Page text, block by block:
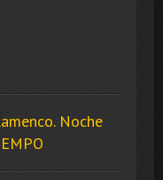
Noche